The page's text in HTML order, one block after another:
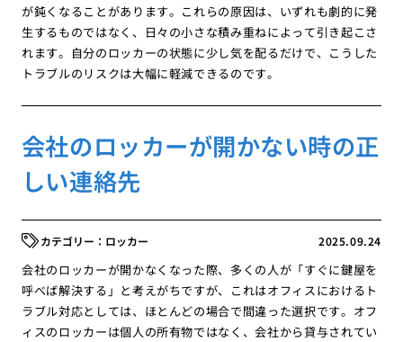
が鈍くなることがあります。これらの原因は、いずれも劇的に発
生するものではなく、日々の小さな積み重ねによって引き起こさ
れます。自分のロッカーの状態に少し気を配るだけで、こうした
トラブルのリスクは大幅に軽減できるのです。
会社のロッカーが開かない時の正
しい連絡先
2025.09.24
ロッカー
会社のロッカーが開かなくなった際、多くの人が「すぐに鍵屋を
呼べば解決する」と考えがちですが、これはオフィスにおけるト
ラブル対応としては、ほとんどの場合で間違った選択です。オフ
ィスのロッカーは個人の所有物ではなく、会社から貸与されてい